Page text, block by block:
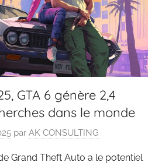
GTA 6 génère 2,4
dans le monde
par AK CONSULTING
Grand Theft Auto a le potentiel